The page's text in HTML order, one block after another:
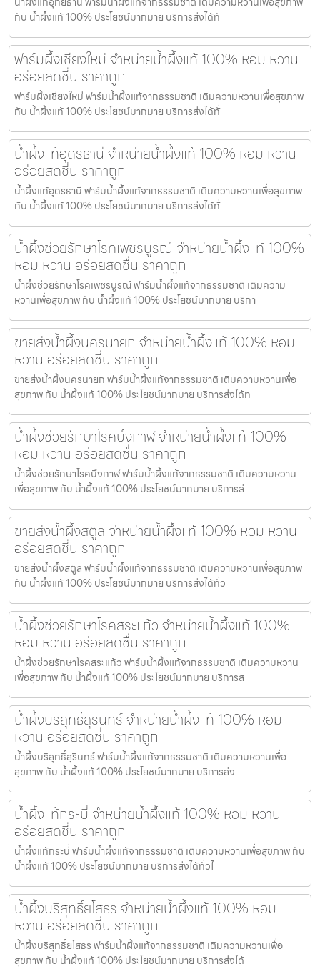
กับ น้ำผึ้งแท้ 100% ประโยชน์มากมาย บริการส่งได้ทั
ฟาร์มผึ้งเชียงใหม่ จำหน่ายน้ำผึ้งแท้ 100% หอม หวาน
อร่อยสดชื่น ราคาถูก
ฟาร์มผึ้งเชียงใหม่ ฟาร์มน้ำผึ้งแท้จากธรรมชาติ เติมความหวานเพื่อสุขภาพ
กับ น้ำผึ้งแท้ 100% ประโยชน์มากมาย บริการส่งได้ทั่
น้ำผึ้งแท้อุดรธานี จำหน่ายน้ำผึ้งแท้ 100% หอม หวาน
อร่อยสดชื่น ราคาถูก
น้ำผึ้งแท้อุดรธานี ฟาร์มน้ำผึ้งแท้จากธรรมชาติ เติมความหวานเพื่อสุขภาพ
กับ น้ำผึ้งแท้ 100% ประโยชน์มากมาย บริการส่งได้ทั่
น้ำผึ้งช่วยรักษาโรคเพชรบูรณ์ จำหน่ายน้ำผึ้งแท้ 100%
หอม หวาน อร่อยสดชื่น ราคาถูก
น้ำผึ้งช่วยรักษาโรคเพชรบูรณ์ ฟาร์มน้ำผึ้งแท้จากธรรมชาติ เติมความ
หวานเพื่อสุขภาพ กับ น้ำผึ้งแท้ 100% ประโยชน์มากมาย บริกา
ขายส่งน้ำผึ้งนครนายก จำหน่ายน้ำผึ้งแท้ 100% หอม
หวาน อร่อยสดชื่น ราคาถูก
ขายส่งน้ำผึ้งนครนายก ฟาร์มน้ำผึ้งแท้จากธรรมชาติ เติมความหวานเพื่อ
สุขภาพ กับ น้ำผึ้งแท้ 100% ประโยชน์มากมาย บริการส่งได้ท
น้ำผึ้งช่วยรักษาโรคบึงกาฬ จำหน่ายน้ำผึ้งแท้ 100%
หอม หวาน อร่อยสดชื่น ราคาถูก
น้ำผึ้งช่วยรักษาโรคบึงกาฬ ฟาร์มน้ำผึ้งแท้จากธรรมชาติ เติมความหวาน
เพื่อสุขภาพ กับ น้ำผึ้งแท้ 100% ประโยชน์มากมาย บริการส่
ขายส่งน้ำผึ้งสตูล จำหน่ายน้ำผึ้งแท้ 100% หอม หวาน
อร่อยสดชื่น ราคาถูก
ขายส่งน้ำผึ้งสตูล ฟาร์มน้ำผึ้งแท้จากธรรมชาติ เติมความหวานเพื่อสุขภาพ
กับ น้ำผึ้งแท้ 100% ประโยชน์มากมาย บริการส่งได้ทั่ว
น้ำผึ้งช่วยรักษาโรคสระแก้ว จำหน่ายน้ำผึ้งแท้ 100%
หอม หวาน อร่อยสดชื่น ราคาถูก
น้ำผึ้งช่วยรักษาโรคสระแก้ว ฟาร์มน้ำผึ้งแท้จากธรรมชาติ เติมความหวาน
เพื่อสุขภาพ กับ น้ำผึ้งแท้ 100% ประโยชน์มากมาย บริการส
น้ำผึ้งบริสุทธิ์สุรินทร์ จำหน่ายน้ำผึ้งแท้ 100% หอม
หวาน อร่อยสดชื่น ราคาถูก
น้ำผึ้งบริสุทธิ์สุรินทร์ ฟาร์มน้ำผึ้งแท้จากธรรมชาติ เติมความหวานเพื่อ
สุขภาพ กับ น้ำผึ้งแท้ 100% ประโยชน์มากมาย บริการส่ง
น้ำผึ้งแท้กระบี่ จำหน่ายน้ำผึ้งแท้ 100% หอม หวาน
อร่อยสดชื่น ราคาถูก
น้ำผึ้งแท้กระบี่ ฟาร์มน้ำผึ้งแท้จากธรรมชาติ เติมความหวานเพื่อสุขภาพ กับ
น้ำผึ้งแท้ 100% ประโยชน์มากมาย บริการส่งได้ทั่วไ
น้ำผึ้งบริสุทธิ์ยโสธร จำหน่ายน้ำผึ้งแท้ 100% หอม
หวาน อร่อยสดชื่น ราคาถูก
น้ำผึ้งบริสุทธิ์ยโสธร ฟาร์มน้ำผึ้งแท้จากธรรมชาติ เติมความหวานเพื่อ
สุขภาพ กับ น้ำผึ้งแท้ 100% ประโยชน์มากมาย บริการส่งได้